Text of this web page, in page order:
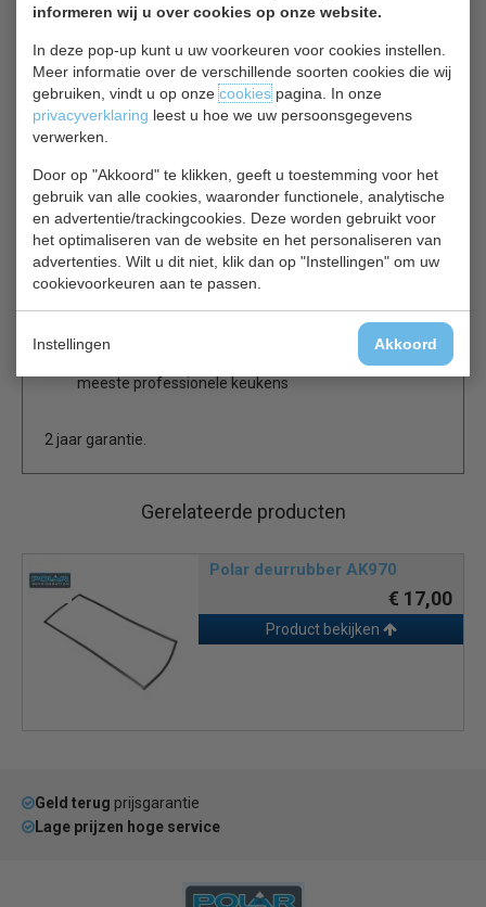
informeren wij u over cookies op onze website.
In deze pop-up kunt u uw voorkeuren voor cookies instellen.
Meer informatie over de verschillende soorten cookies die wij
gebruiken, vindt u op onzecookiespagina. In onze
privacyverklaring leest u hoe we uw persoonsgegevens
verwerken.
Door op "Akkoord" te klikken, geeft u toestemming voor het
gebruik van alle cookies, waaronder functionele, analytische
en advertentie/trackingcookies. Deze worden gebruikt voor
het optimaliseren van de website en het personaliseren van
advertenties. Wilt u dit niet, klik dan op "Instellingen" om uw
cookievoorkeuren aan te passen.
Instellingen Akkoord
Deze grote professionele horeca 600 liter vriezer van
deur, een nauwkeurig digitaal LED temperatuurdisplay en
wielen aan de achterzijde voor eenvoudig positioneren en
reinigen. Deze vriezer is CFC vrij en is voorzien van 6 vaste
roosters. Een betrouwbare en aantrekkelijke vriezer voor
maximale omgevingstemperatuur mag 32°C bedragen.
Afsluitbaar
Max. omgevingstemperatuur: 32°C
Geluidsniveau: 40 dB(A)
Gebruiksintensiteit: Gemiddeld gebruik: dit apparaat
omgevingstemperatuur tot 30°C en geschikt voor de
meeste professionele keukens
2 jaar garantie.
Gerelateerde producten
Polar deurrubber AK970
€ 17,00
Product bekijken
Geld terug prijsgarantie
Lage prijzen hoge service